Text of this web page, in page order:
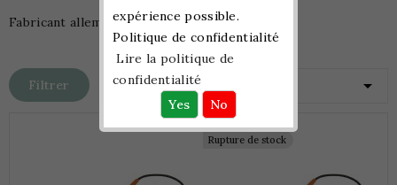
Fabricant allemand d'instruments de mesure
Filtrer 
Rupture de stock
expérience possible.
Politique de confidentialité
Lire la politique de
confidentialité